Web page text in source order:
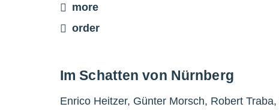
more
order
Im Schatten von Nürnberg
Enrico Heitzer, Günter Morsch, Robert